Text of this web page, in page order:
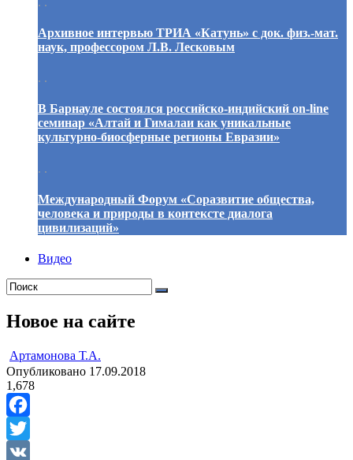
Архивное интервью ТРИА «Катунь» с док. физ.-мат.
наук, профессором Л.В. Лесковым
. .
В Барнауле состоялся российско-индийский on-line
семинар «Алтай и Гималаи как уникальные
культурно-биосферные регионы Евразии»
. .
Международный Форум «Соразвитие общества,
человека и природы в контексте диалога
цивилизаций»
Видео
Новое на сайте
Артамонова Т.А.
Опубликовано 17.09.2018
1,678
Facebook
Twitter